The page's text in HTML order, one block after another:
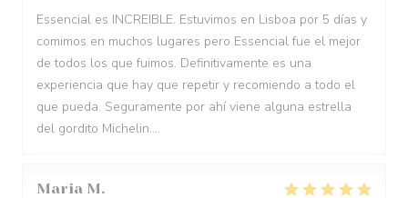
Essencial es INCREIBLE. Estuvimos en Lisboa por 5 días y
comimos en muchos lugares pero Essencial fue el mejor
de todos los que fuimos. Definitivamente es una
experiencia que hay que repetir y recomiendo a todo el
que pueda. Seguramente por ahí viene alguna estrella
del gordito Michelin....
Maria M